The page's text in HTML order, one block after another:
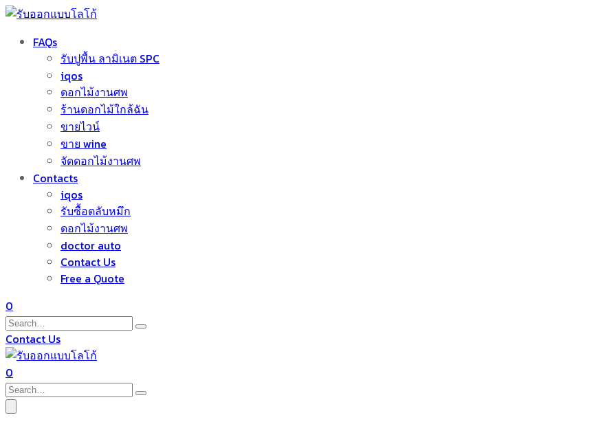
FAQs
รับปูพื้น ลามิเนต SPC
iqos
ดอกไม้งานศพ
ร้านดอกไม้ใกล้ฉัน
ขายไวน์
ขาย wine
จัดดอกไม้งานศพ
Contacts
iqos
รับซื้อตลับหมึก
ดอกไม้งานศพ
doctor auto
Contact Us
Free a Quote
0
Contact Us
0